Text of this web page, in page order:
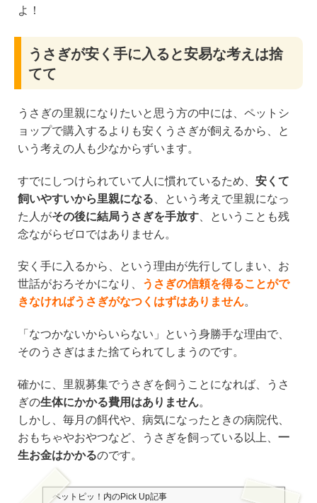
よ！
うさぎが安く手に入ると安易な考えは捨
てて
うさぎの里親になりたいと思う方の中には、ペットシ
ョップで購入するよりも安くうさぎが飼えるから、と
いう考えの人も少なからずいます。
すでにしつけられていて人に慣れているため、 安くて
飼いやすいから里親になる 、という考えで里親になっ
た人がその後に結局うさぎを手放す、ということも残
念ながらゼロではありません。
安く手に入るから、という理由が先行してしまい、お
世話がおろそかになり、
うさぎの信頼を得ることがで
きなければうさぎがなつくはずはありません。
「なつかないからいらない」という身勝手な理由で、
そのうさぎはまた捨てられてしまうのです。
確かに、里親募集でうさぎを飼うことになれば、うさ
ぎの生体にかかる費用はありません。
しかし、毎月の餌代や、病気になったときの病院代、
おもちゃやおやつなど、うさぎを飼っている以上、 一
生お金はかかるのです。
ペットピッ！ 内のPick Up記事